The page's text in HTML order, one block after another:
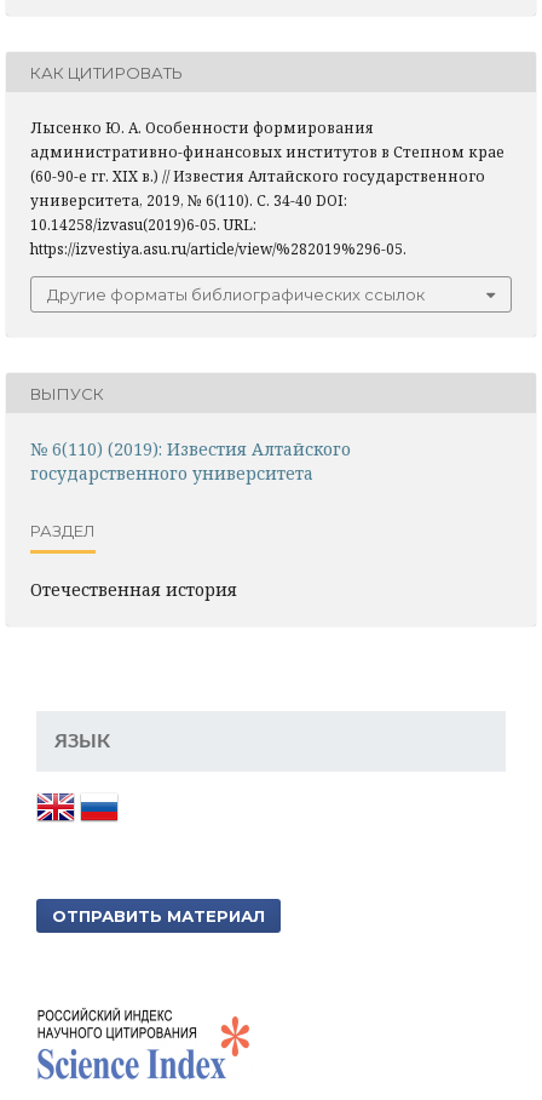
КАК ЦИТИРОВАТЬ
Лысенко Ю. А. Особенности формирования
административно-финансовых институтов в Степном крае
(60-90-е гг. XIX в.) // Известия Алтайского государственного
университета, 2019, № 6(110). С. 34-40 DOI:
10.14258/izvasu(2019)6-05. URL:
https://izvestiya.asu.ru/article/view/%282019%296-05.
Другие форматы библиографических ссылок
ВЫПУСК
№ 6(110) (2019): Известия Алтайского
государственного университета
РАЗДЕЛ
Отечественная история
ЯЗЫК
ОТПРАВИТЬ МАТЕРИАЛ